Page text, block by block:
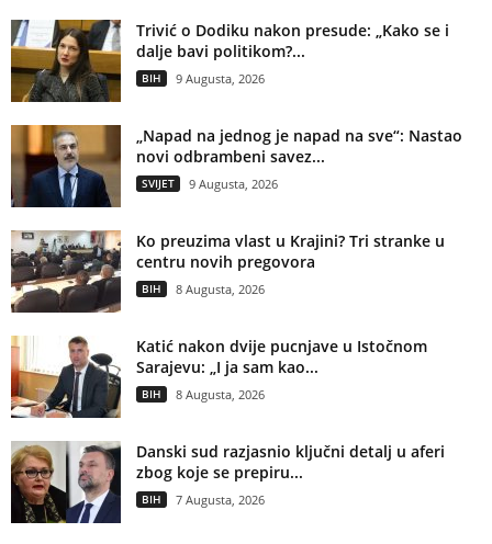
Trivić o Dodiku nakon presude: „Kako se i
dalje bavi politikom?...
BIH 9 Augusta, 2026
„Napad na jednog je napad na sve“: Nastao
novi odbrambeni savez...
SVIJET 9 Augusta, 2026
Ko preuzima vlast u Krajini? Tri stranke u
centru novih pregovora
BIH 8 Augusta, 2026
Katić nakon dvije pucnjave u Istočnom
Sarajevu: „I ja sam kao...
BIH 8 Augusta, 2026
Danski sud razjasnio ključni detalj u aferi
zbog koje se prepiru...
BIH 7 Augusta, 2026